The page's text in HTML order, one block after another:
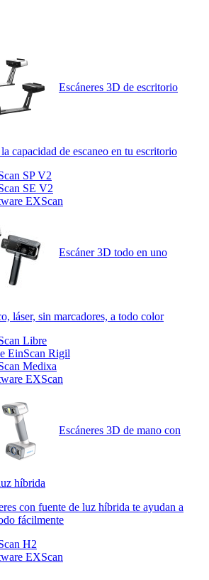
Escáneres 3D de escritorio
capacidad de escaneo en tu escritorio
SP V2
SE V2
EXScan
Escáner 3D todo en uno
láser, sin marcadores, a todo color
Libre
EinScan Rigil
Medixa
EXScan
Escáneres 3D de mano con
híbrida
con fuente de luz híbrida te ayudan a
fácilmente
H2
EXScan